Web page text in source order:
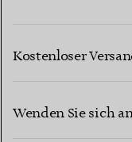
Kostenloser
Wenden Sie sich